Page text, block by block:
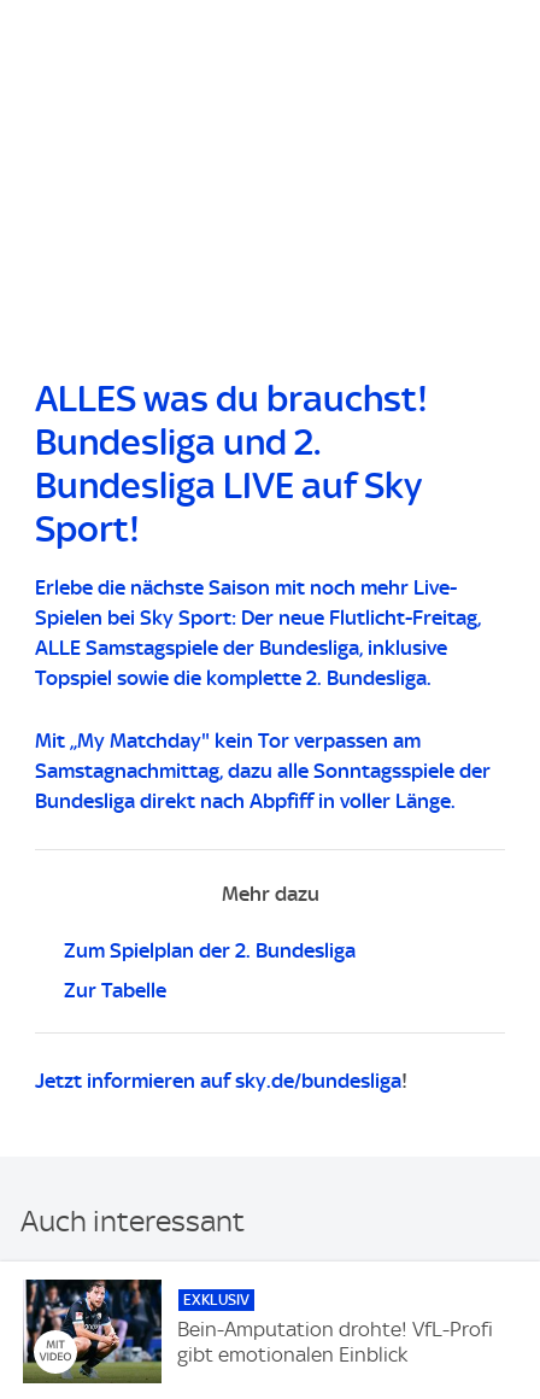
ALLES was du brauchst!
Bundesliga und 2.
Bundesliga LIVE auf Sky
Sport!
Erlebe die nächste Saison mit noch mehr Live-
Spielen bei Sky Sport: Der neue Flutlicht-Freitag,
ALLE Samstagspiele der Bundesliga, inklusive
Topspiel sowie die komplette 2. Bundesliga.
Mit „My Matchday" kein Tor verpassen am
Samstagnachmittag, dazu alle Sonntagsspiele der
Bundesliga direkt nach Abpfiff in voller Länge.
Mehr dazu
Zum Spielplan der 2. Bundesliga
Zur Tabelle
Jetzt informieren aufsky.de/bundesliga!
Auch interessant
EXKLUSIV
Bein-Amputation drohte! VfL-Profi
gibt emotionalen Einblick